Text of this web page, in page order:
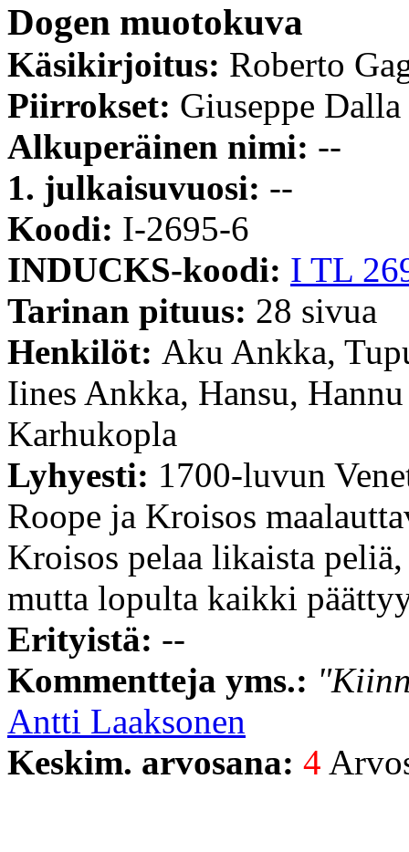
Dogen muotokuva
Käsikirjoitus: Roberto
Piirrokset: Giuseppe Dalla
Alkuperäinen nimi: --
1. julkaisuvuosi: --
Koodi: I-2695-6
INDUCKS-koodi: I TL
Tarinan pituus: 28 sivua
Henkilöt: Aku Ankka,
Iines Ankka, Hansu,
Karhukopla
Lyhyesti: 1700-luvun
Roope ja Kroisos
Kroisos pelaa likaista
mutta lopulta kaikki
Erityistä: --
Kommentteja yms.:
Antti Laaksonen
Keskim. arvosana: 4